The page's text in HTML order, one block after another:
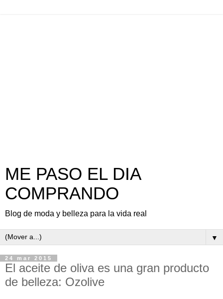
ME PASO EL DIA
COMPRANDO
Blog de moda y belleza para la vida real
▼
24 mar 2015
El aceite de oliva es una gran producto
de belleza: Ozolive